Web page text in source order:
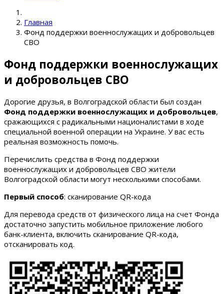
Главная
Фонд поддержки военнослужащих и добровольцев
СВО
Фонд поддержки военнослужащих
и добровольцев СВО
Дорогие друзья, в Волгоградской области был создан
Фонд поддержки военнослужащих и добровольцев,
сражающихся с радикальными националистами в ходе
специальной военной операции на Украине. У вас есть
реальная возможность помочь.
Перечислить средства в Фонд поддержки
военнослужащих и добровольцев СВО жители
Волгоградской области могут несколькими способами.
Первый способ: сканирование QR-кода
Для перевода средств от физического лица на счет Фонда
достаточно запустить мобильное приложение любого
банк-клиента, включить сканирование QR-кода,
отсканировать код.